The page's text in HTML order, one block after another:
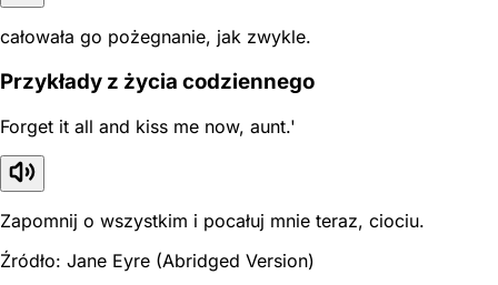
całowała go pożegnanie, jak zwykle.
Przykłady z życia codziennego
Forget it all and kiss me now, aunt.'
Zapomnij o wszystkim i pocałuj mnie teraz, ciociu.
Źródło: Jane Eyre (Abridged Version)